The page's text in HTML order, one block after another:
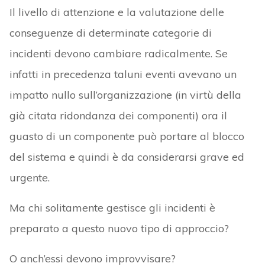
Il livello di attenzione e la valutazione delle
conseguenze di determinate categorie di
incidenti devono cambiare radicalmente. Se
infatti in precedenza taluni eventi avevano un
impatto nullo sull’organizzazione (in virtù della
già citata ridondanza dei componenti) ora il
guasto di un componente può portare al blocco
del sistema e quindi è da considerarsi grave ed
urgente.
Ma chi solitamente gestisce gli incidenti è
preparato a questo nuovo tipo di approccio?
O anch’essi devono improvvisare?